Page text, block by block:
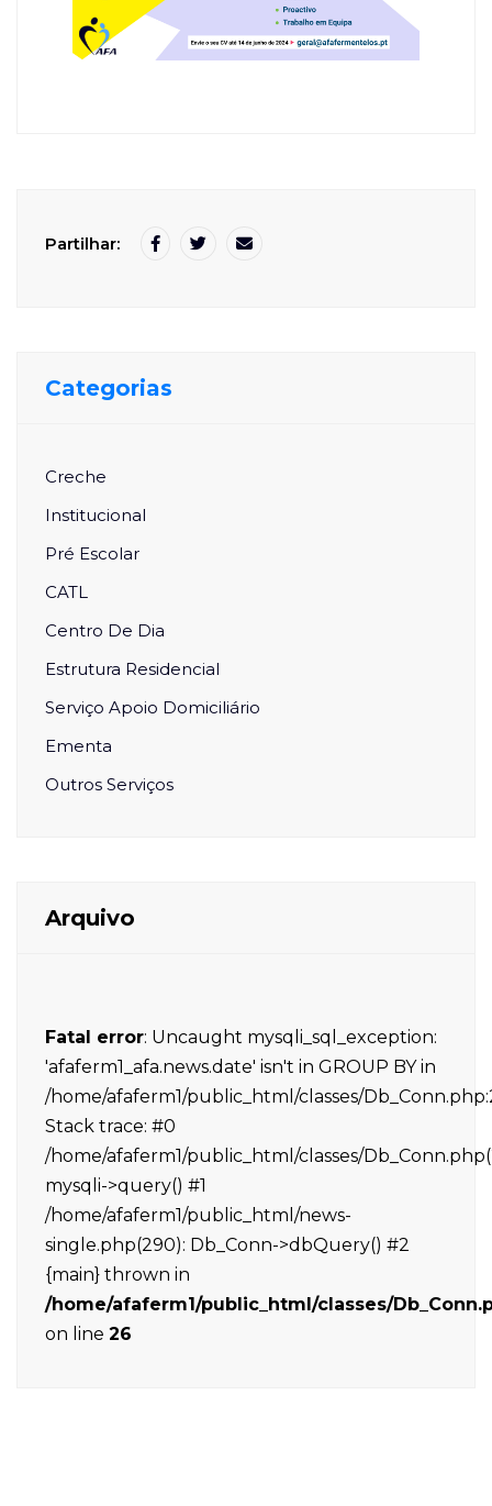
Partilhar:
Categorias
Creche
Institucional
Pré Escolar
CATL
Centro De Dia
Estrutura Residencial
Serviço Apoio Domiciliário
Ementa
Outros Serviços
Arquivo
Fatal error: Uncaught mysqli_sql_exception:
'afaferm1_afa.news.date' isn't in GROUP BY in
/home/afaferm1/public_html/classes/
Stack trace: #0
/home/afaferm1/public_html/classes/
mysqli->query() #1
/home/afaferm1/public_html/news-
single.php(290): Db_Conn->dbQuery() #2
{main} thrown in
/home/afaferm1/public_html/classes/
on line 26